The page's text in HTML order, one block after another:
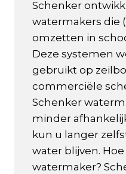
Schenker
watermakers die
omzetten in
Deze systemen
gebruikt op
commerciële
Schenker
minder
kun u langer
water blijven.
watermaker?